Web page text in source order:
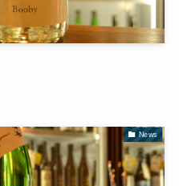
News